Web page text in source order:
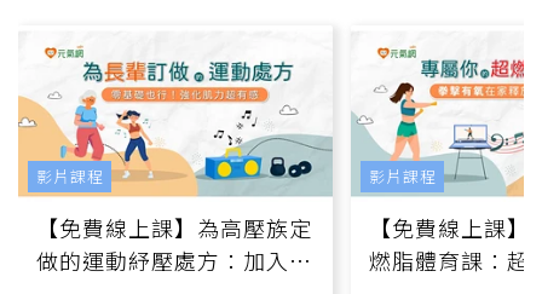
【免費線上課】為高壓族定
做的運動紓壓處方：加入行
影片課程
【免費線上課
燃脂體育課：超
影片課程